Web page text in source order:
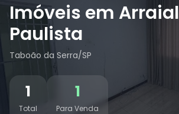
Imóveis em Arraial
Paulista
Taboão da Serra/SP
1
Total
1
Para Venda